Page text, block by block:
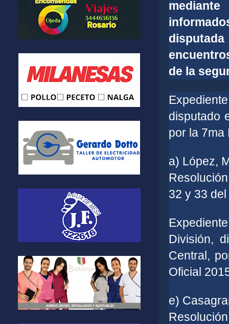
de la
disputado
por la 7ma
a) López,
32 y 33 del
División,
Central,
Oficial
e)